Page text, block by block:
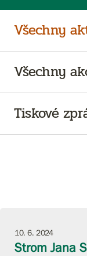
Všechny
Všechny
Tiskové
10. 6. 2024
Strom Jana